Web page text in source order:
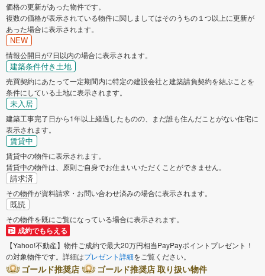
価格の更新があった物件です。
複数の価格が表示されている物件に関しましてはそのうちの１つ以上に更新が
あった場合に表示されます。
NEW
情報公開日が7日以内の場合に表示されます。
建築条件付き土地
売買契約にあたって一定期間内に特定の建設会社と建築請負契約を結ぶことを
条件にしている土地に表示されます。
未入居
建築工事完了日から1年以上経過したものの、まだ誰も住んだことがない住宅に
表示されます。
賃貸中
賃貸中の物件に表示されます。
賃貸中の物件は、原則ご自身でお住まいいただくことができません。
請求済
その物件が資料請求・お問い合わせ済みの場合に表示されます。
既読
その物件を既にご覧になっている場合に表示されます。
成約でもらえる
【Yahoo!不動産】物件ご成約で最大20万円相当PayPayポイントプレゼント！
の対象物件です。詳細はプレゼント詳細をご覧ください。
ゴールド推奨店
ゴールド推奨店 取り扱い物件